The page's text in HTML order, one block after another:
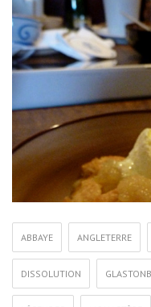
ABBAYE ANGLETERRE
DISSOLUTION